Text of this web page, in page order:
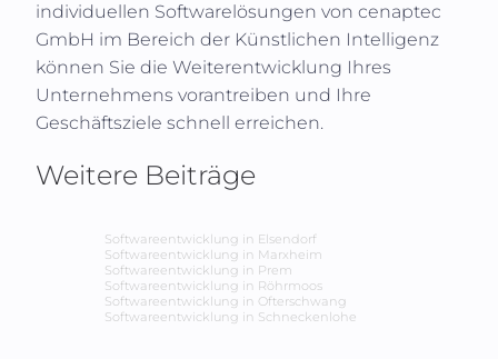
individuellen Softwarelösungen von cenaptec
GmbH im Bereich der Künstlichen Intelligenz
können Sie die Weiterentwicklung Ihres
Unternehmens vorantreiben und Ihre
Geschäftsziele schnell erreichen.
Weitere Beiträge
Softwareentwicklung in Elsendorf
Softwareentwicklung in Marxheim
Softwareentwicklung in Prem
Softwareentwicklung in Röhrmoos
Softwareentwicklung in Ofterschwang
Softwareentwicklung in Schneckenlohe